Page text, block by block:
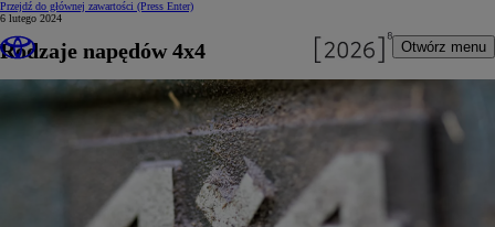
Przejdź do głównej zawartości (Press Enter)
Otwórz menu
6 lutego 2024
Rodzaje napędów 4x4